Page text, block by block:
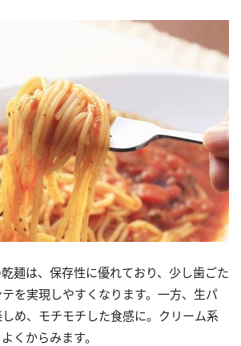
麺は、保存性に優れており、少し歯ごた
を実現しやすくなります。一方、生パ
め、モチモチした食感に。クリーム系
くからみます。